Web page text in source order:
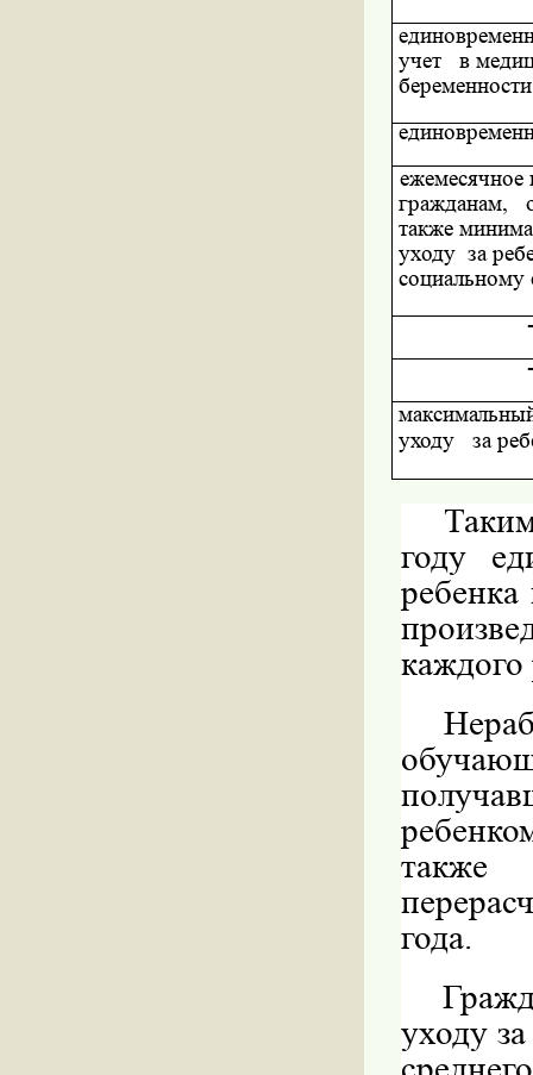
учет
в
беременности
гражданам,
также
уходу за
уходу
за
году
каждого
также
года.
уходу